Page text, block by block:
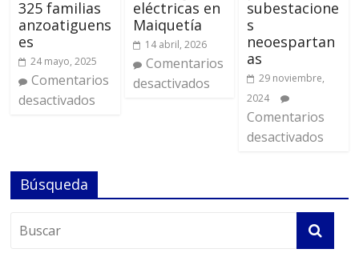
325 familias
anzoatiguens
es
24 mayo, 2025
Comentarios
desactivados
eléctricas en
Maiquetía
14 abril, 2026
Comentarios
desactivados
subestacione
s
neoespartan
as
29 noviembre,
2024
Comentarios
desactivados
Búsqueda